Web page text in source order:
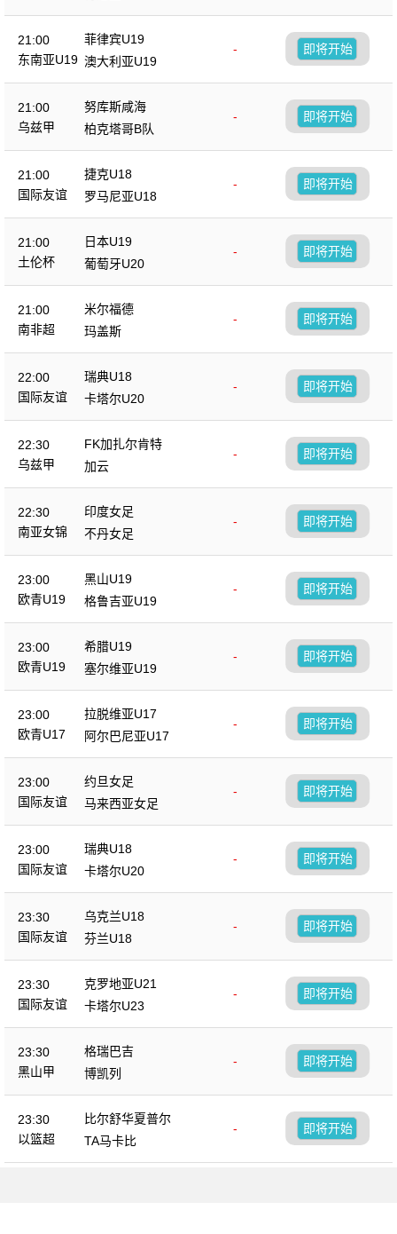
21:00
东南亚U19
菲律宾U19
-
澳大利亚U19
即将开始
21:00
乌兹甲
努库斯咸海
-
柏克塔哥B队
即将开始
21:00
国际友谊
捷克U18
-
罗马尼亚U18
即将开始
21:00
土伦杯
日本U19
-
葡萄牙U20
即将开始
21:00
南非超
米尔福德
-
玛盖斯
即将开始
22:00
国际友谊
瑞典U18
-
卡塔尔U20
即将开始
22:30
乌兹甲
FK加扎尔肯特
-
加云
即将开始
22:30
南亚女锦
印度女足
-
不丹女足
即将开始
23:00
欧青U19
黑山U19
-
格鲁吉亚U19
即将开始
23:00
欧青U19
希腊U19
-
塞尔维亚U19
即将开始
23:00
欧青U17
拉脱维亚U17
-
阿尔巴尼亚U17
即将开始
23:00
国际友谊
约旦女足
-
马来西亚女足
即将开始
23:00
国际友谊
瑞典U18
-
卡塔尔U20
即将开始
23:30
国际友谊
乌克兰U18
-
芬兰U18
即将开始
23:30
国际友谊
克罗地亚U21
-
卡塔尔U23
即将开始
23:30
黑山甲
格瑞巴吉
-
博凯列
即将开始
23:30
以篮超
比尔舒华夏普尔
-
TA马卡比
即将开始